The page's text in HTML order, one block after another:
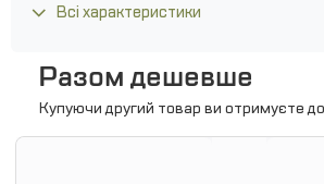
Всі характеристики
Разом дешевше
Купуючи другий товар ви отримуєте